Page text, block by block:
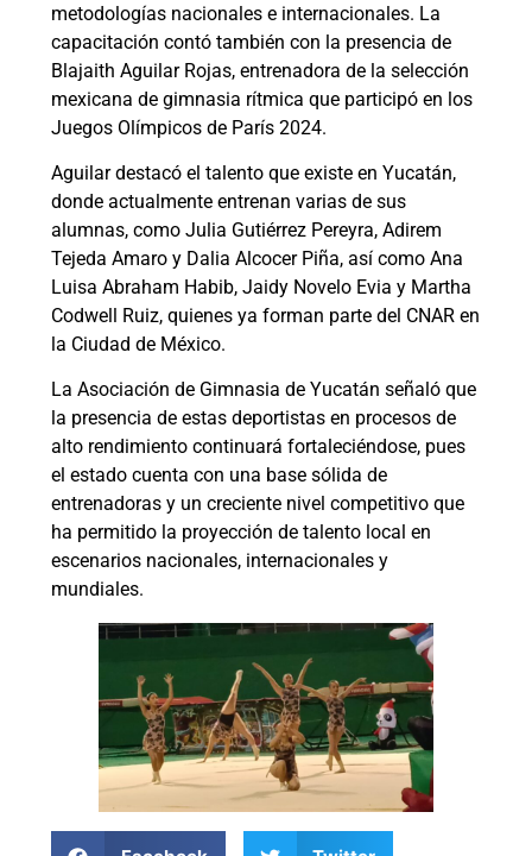
metodologías nacionales e internacionales. La
capacitación contó también con la presencia de
Blajaith Aguilar Rojas, entrenadora de la selección
mexicana de gimnasia rítmica que participó en los
Juegos Olímpicos de París 2024.
Aguilar destacó el talento que existe en Yucatán,
donde actualmente entrenan varias de sus
alumnas, como Julia Gutiérrez Pereyra, Adirem
Tejeda Amaro y Dalia Alcocer Piña, así como Ana
Luisa Abraham Habib, Jaidy Novelo Evia y Martha
Codwell Ruiz, quienes ya forman parte del CNAR en
la Ciudad de México.
La Asociación de Gimnasia de Yucatán señaló que
la presencia de estas deportistas en procesos de
alto rendimiento continuará fortaleciéndose, pues
el estado cuenta con una base sólida de
entrenadoras y un creciente nivel competitivo que
ha permitido la proyección de talento local en
escenarios nacionales, internacionales y
mundiales.